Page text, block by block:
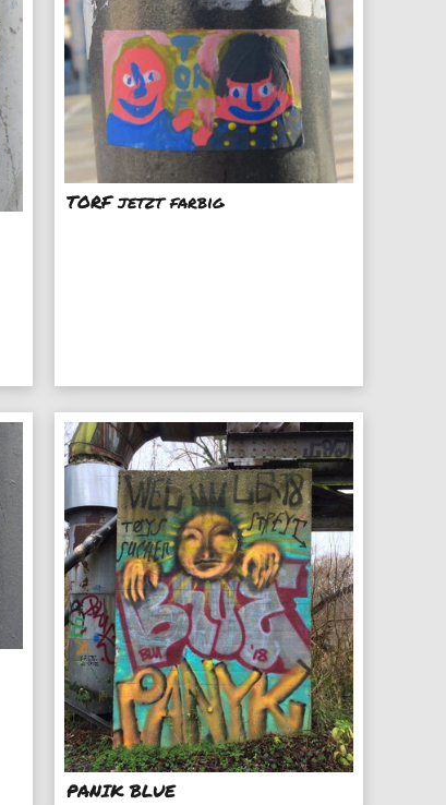
TORF jetzt farbig
PANIK BLUE